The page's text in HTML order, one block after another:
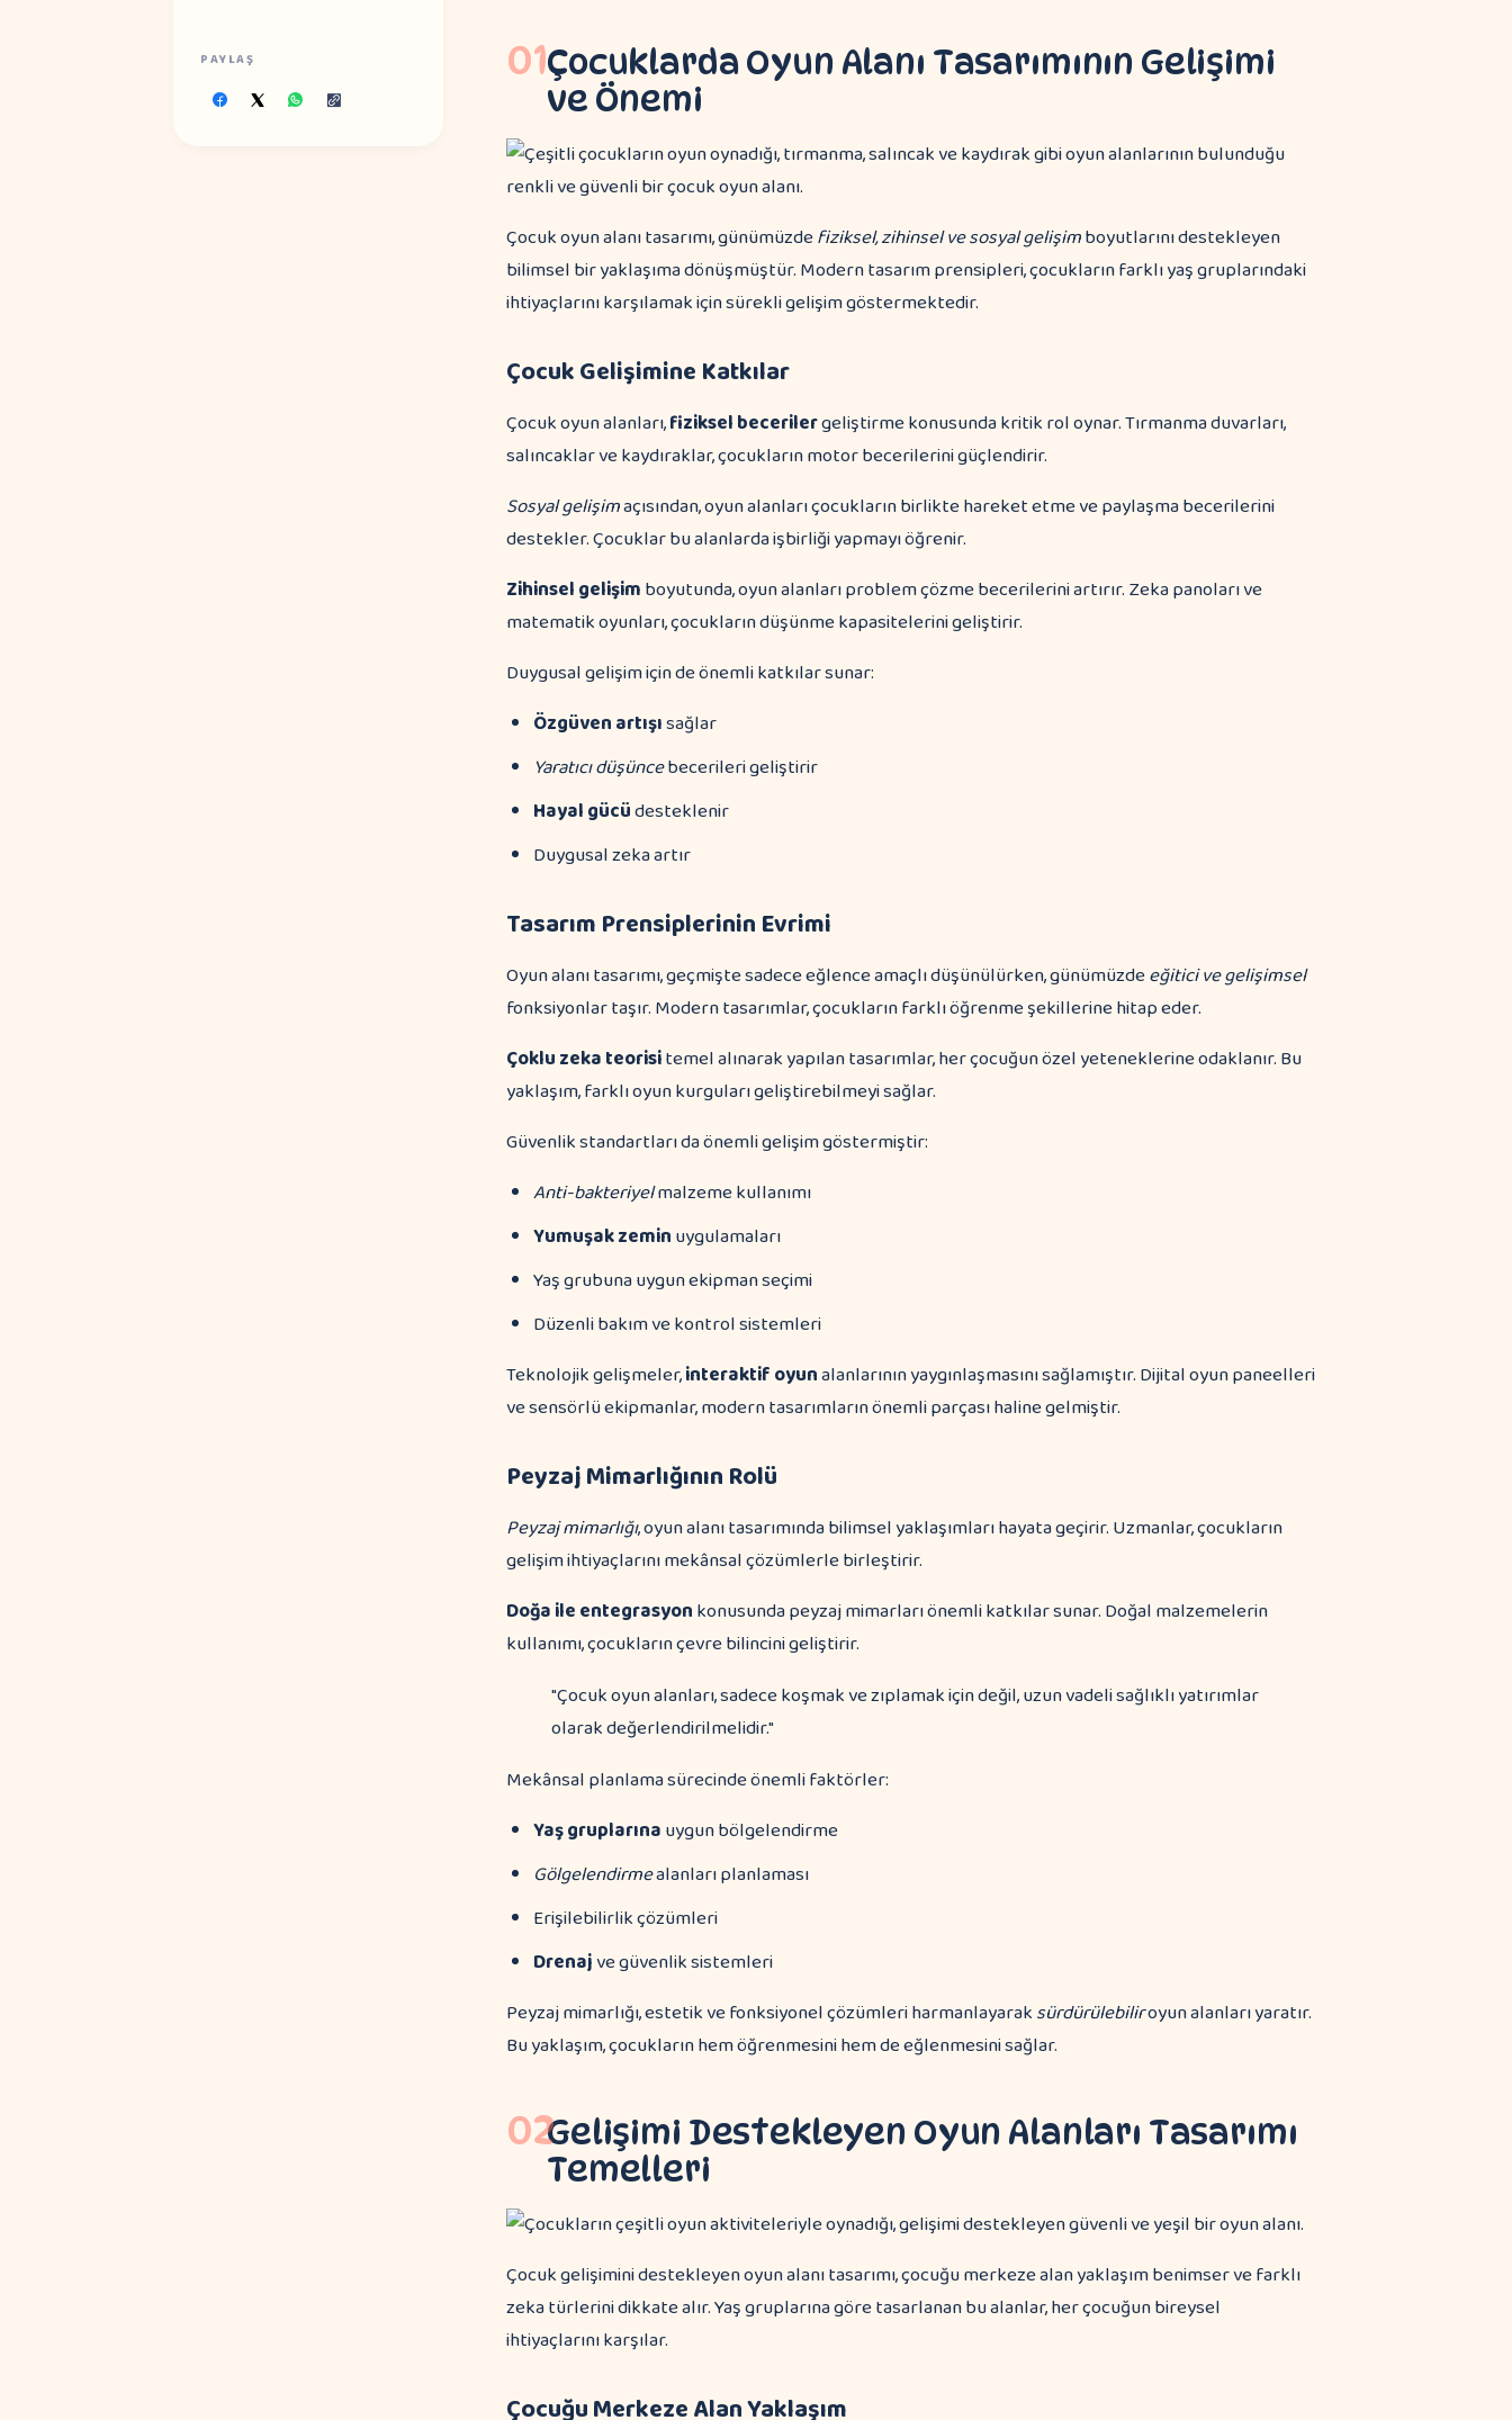
PAYLAŞ 01Çocuklarda Oyun Alanı Tasarımının Gelişimi
ve Önemi
Çocuk oyun alanı tasarımı, günümüzdefiziksel, zihinsel ve sosyal gelişimboyutlarını destekleyen
bilimsel bir yaklaşıma dönüşmüştür. Modern tasarım prensipleri, çocukların farklı yaş gruplarındaki
ihtiyaçlarını karşılamak için sürekli gelişim göstermektedir.
Çocuk Gelişimine Katkılar
Çocuk oyun alanları,fiziksel becerilergeliştirme konusunda kritik rol oynar. Tırmanma duvarları,
salıncaklar ve kaydıraklar, çocukların motor becerilerini güçlendirir.
Sosyal gelişimaçısından, oyun alanları çocukların birlikte hareket etme ve paylaşma becerilerini
destekler. Çocuklar bu alanlarda işbirliği yapmayı öğrenir.
Zihinsel gelişimboyutunda, oyun alanları problem çözme becerilerini artırır. Zeka panoları ve
matematik oyunları, çocukların düşünme kapasitelerini geliştirir.
Duygusal gelişim için de önemli katkılar sunar:
Özgüven artışısağlar
Yaratıcı düşüncebecerileri geliştirir
Hayal gücüdesteklenir
Duygusal zeka artır
Tasarım Prensiplerinin Evrimi
Oyun alanı tasarımı, geçmişte sadece eğlence amaçlı düşünülürken, günümüzdeeğitici ve gelişimsel
fonksiyonlar taşır. Modern tasarımlar, çocukların farklı öğrenme şekillerine hitap eder.
Çoklu zeka teorisitemel alınarak yapılan tasarımlar, her çocuğun özel yeteneklerine odaklanır. Bu
yaklaşım, farklı oyun kurguları geliştirebilmeyi sağlar.
Güvenlik standartları da önemli gelişim göstermiştir:
Anti-bakteriyelmalzeme kullanımı
Yumuşak zeminuygulamaları
Yaş grubuna uygun ekipman seçimi
Düzenli bakım ve kontrol sistemleri
Teknolojik gelişmeler,interaktif oyunalanlarının yaygınlaşmasını sağlamıştır. Dijital oyun paneelleri
ve sensörlü ekipmanlar, modern tasarımların önemli parçası haline gelmiştir.
Peyzaj Mimarlığının Rolü
Peyzaj mimarlığı, oyun alanı tasarımında bilimsel yaklaşımları hayata geçirir. Uzmanlar, çocukların
gelişim ihtiyaçlarını mekânsal çözümlerle birleştirir.
Doğa ile entegrasyonkonusunda peyzaj mimarları önemli katkılar sunar. Doğal malzemelerin
kullanımı, çocukların çevre bilincini geliştirir.
"Çocuk oyun alanları, sadece koşmak ve zıplamak için değil, uzun vadeli sağlıklı yatırımlar
olarak değerlendirilmelidir."
Mekânsal planlama sürecinde önemli faktörler:
Yaş gruplarınauygun bölgelendirme
Gölgelendirmealanları planlaması
Erişilebilirlik çözümleri
Drenajve güvenlik sistemleri
Peyzaj mimarlığı, estetik ve fonksiyonel çözümleri harmanlayaraksürdürülebiliroyun alanları yaratır.
Bu yaklaşım, çocukların hem öğrenmesini hem de eğlenmesini sağlar.
02Gelişimi Destekleyen Oyun Alanları Tasarımı
Temelleri
Çocuk gelişimini destekleyen oyun alanı tasarımı, çocuğu merkeze alan yaklaşım benimser ve farklı
zeka türlerini dikkate alır. Yaş gruplarına göre tasarlanan bu alanlar, her çocuğun bireysel
ihtiyaçlarını karşılar.
Çocuğu Merkeze Alan Yaklaşım